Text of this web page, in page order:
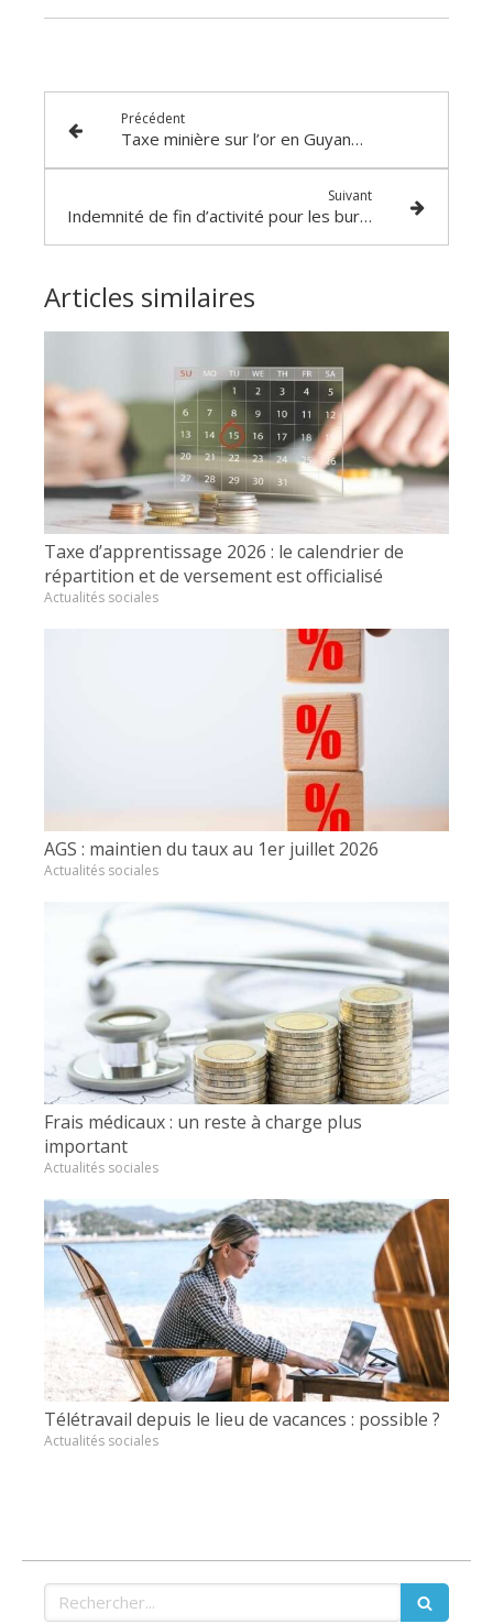
Précédent
Taxe minière sur l’or en Guyane - 2024
Suivant
Indemnité de fin d’activité pour les buralistes : quels départements éligibles ?
Articles similaires
Taxe d’apprentissage 2026 : le calendrier de
répartition et de versement est officialisé
Actualités sociales
AGS : maintien du taux au 1er juillet 2026
Actualités sociales
Frais médicaux : un reste à charge plus
important
Actualités sociales
Télétravail depuis le lieu de vacances : possible ?
Actualités sociales
Rechercher